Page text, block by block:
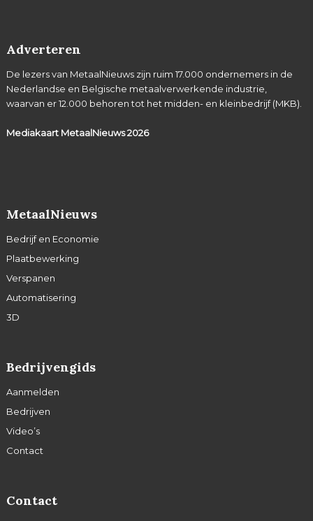
Adverteren
De lezers van MetaalNieuws zijn ruim 17.000 ondernemers in de
Nederlandse en Belgische metaalverwerkende industrie,
waarvan er 12.000 behoren tot het midden- en kleinbedrijf (MKB).
Mediakaart MetaalNieuws2026
MetaalNieuws
Bedrijf en Economie
Plaatbewerking
Verspanen
Automatisering
3D
Bedrijvengids
Aanmelden
Bedrijven
Video’s
Contact
Contact